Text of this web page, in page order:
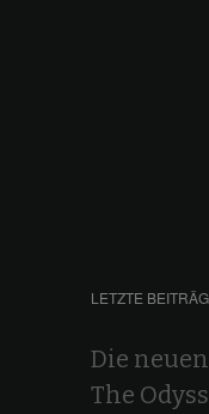
LETZTE
Die
The